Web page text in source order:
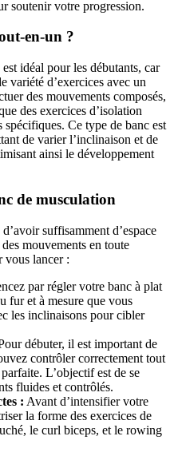
soutenir votre progression.
en-un ?
idéal pour les débutants, car
variété d’exercices avec un
des mouvements composés,
des exercices d’isolation
Ce type de banc est
de varier l’inclinaison et de
ainsi le développement
de musculation
suffisamment d’espace
mouvements en toute
vous lancer :
par régler votre banc à plat
fur et à mesure que vous
les inclinaisons pour cibler
débuter, il est important de
contrôler correctement tout
L’objectif est de se
fluides et contrôlés.
: Avant d’intensifier votre
la forme des exercices de
le curl biceps, et le rowing